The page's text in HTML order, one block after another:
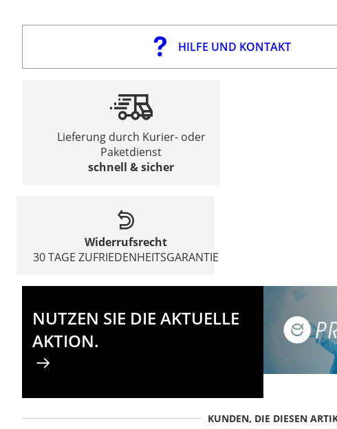
HILFE UND KONTAKT
Lieferung durch Kurier- oder
Paketdienst
schnell & sicher
Widerrufsrecht
30 TAGE ZUFRIEDENHEITSGARANTIE
NUTZEN SIE DIE AKTUELLE
AKTION.
KUNDEN, DIE DIESEN